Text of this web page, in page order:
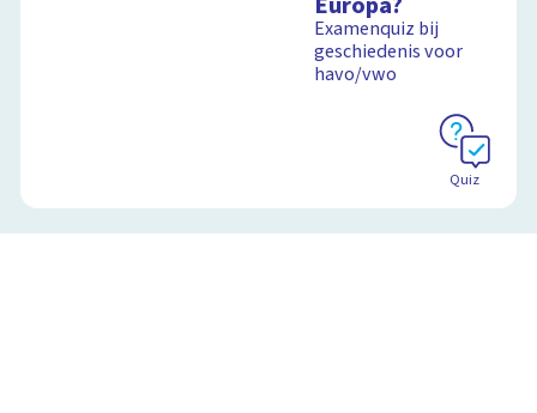
Examenquiz bij
geschiedenis voor
havo/vwo
Quiz